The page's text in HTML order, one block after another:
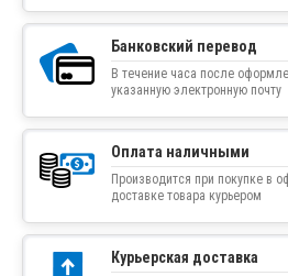
Банковский перевод
В течение часа после
указанную электронную почту
Оплата наличными
Производится при покупке в
доставке товара курьером
Курьерская доставка